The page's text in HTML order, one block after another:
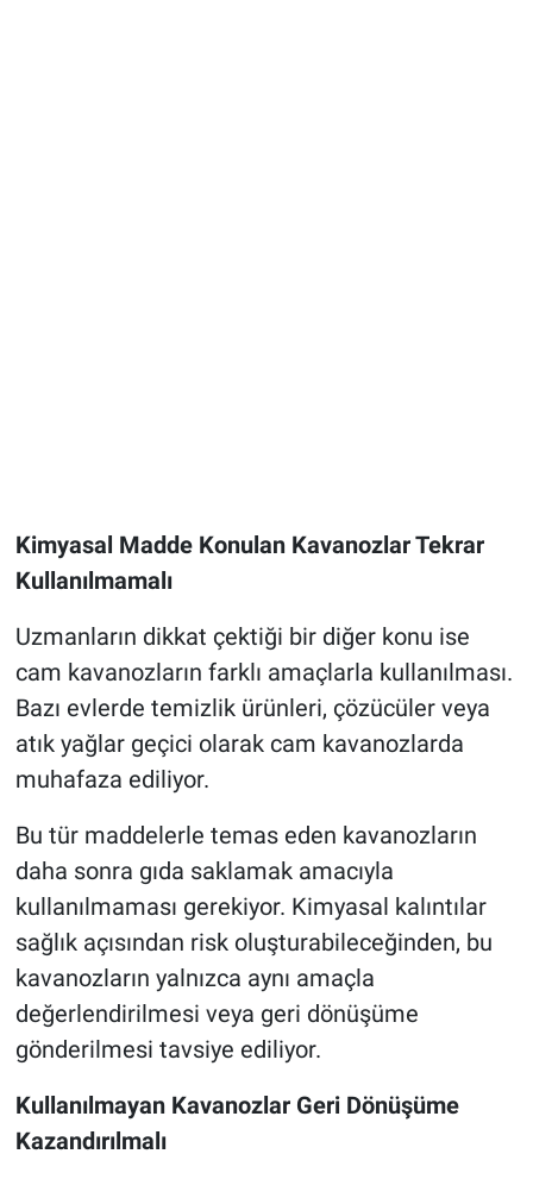
Kimyasal Madde Konulan Kavanozlar Tekrar
Kullanılmamalı
Uzmanların dikkat çektiği bir diğer konu ise
cam kavanozların farklı amaçlarla kullanılması.
Bazı evlerde temizlik ürünleri, çözücüler veya
atık yağlar geçici olarak cam kavanozlarda
muhafaza ediliyor.
Bu tür maddelerle temas eden kavanozların
daha sonra gıda saklamak amacıyla
kullanılmaması gerekiyor. Kimyasal kalıntılar
sağlık açısından risk oluşturabileceğinden, bu
kavanozların yalnızca aynı amaçla
değerlendirilmesi veya geri dönüşüme
gönderilmesi tavsiye ediliyor.
Kullanılmayan Kavanozlar Geri Dönüşüme
Kazandırılmalı